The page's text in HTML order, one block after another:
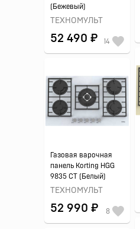
(Бежевый)
ТЕХНОМУЛЬТ
52 490 ₽ 14
Газовая варочная
панель Korting HGG
9835 CT (Белый)
ТЕХНОМУЛЬТ
52 990 ₽ 8